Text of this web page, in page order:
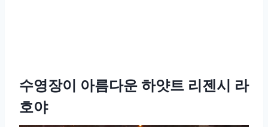
수영장이 아름다운 하얏트 리젠시 라
호야